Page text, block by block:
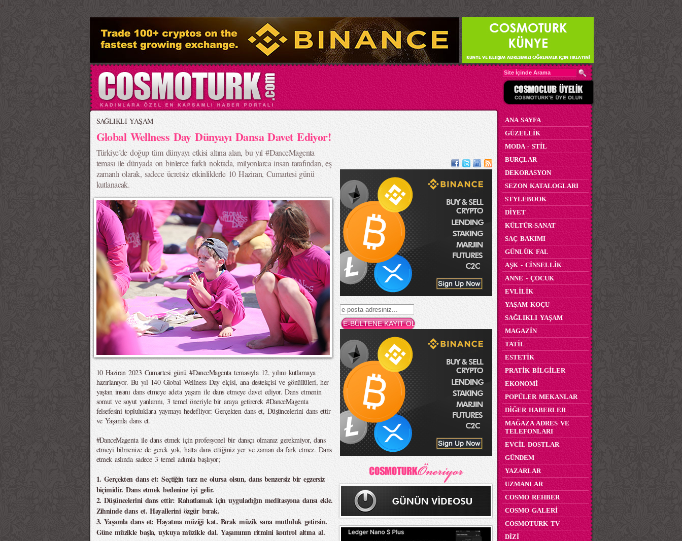
>
SAĞLIKLI YAŞAM
Global Wellness Day Dünyayı Dansa Davet Ediyor!
Türkiye’de doğup tüm dünyayı etkisi altına alan, bu yıl #DanceMagenta
teması ile dünyada on binlerce farklı noktada, milyonlarca insan tarafından, eş
zamanlı olarak, sadece ücretsiz etkinliklerle 10 Haziran, Cumartesi günü
kutlanacak.
10 Haziran 2023 Cumartesi günü #DanceMagenta temasıyla 12. yılını kutlamaya
hazırlanıyor. Bu yıl 140 Global Wellness Day elçisi, ana destekçisi ve gönüllüleri, her
yaştan insanı dans etmeye adeta yaşam ile dans etmeye davet ediyor. Dans etmenin
somut ve soyut yanlarını, 3 temel öneriyle bir araya getirerek #DanceMagenta
felsefesini topluluklara yaymayı hedefliyor: Gerçekten dans et, Düşüncelerini dans ettir
ve Yaşamla dans et.
#DanceMagenta ile dans etmek için profesyonel bir dansçı olmanız gerekmiyor, dans
etmeyi bilmenize de gerek yok, hatta dans ettiğiniz yer ve zaman da fark etmez. Dans
etmek aslında sadece 3 temel adımla başlıyor;
1. Gerçekten dans et: Seçtiğin tarz ne olursa olsun, dans benzersiz bir egzersiz
biçimidir. Dans etmek bedenine iyi gelir.
2. Düşüncelerini dans ettir: Rahatlamak için uyguladığın meditasyona dansı ekle.
Zihninde dans et. Hayallerini özgür bırak.
3. Yaşamla dans et: Hayatına müziği kat. Bırak müzik sana mutluluk getirsin.
Güne müzikle başla, uykuya müzikle dal. Yaşamının ritmini kontrol altına al.
ANA SAYFA
GÜZELLİK
MODA - STİL
BURÇLAR
DEKORASYON
SEZON KATALOGLARI
STYLEBOOK
DİYET
KÜLTÜR-SANAT
SAÇ BAKIMI
GÜNLÜK FAL
AŞK - CİNSELLİK
ANNE - ÇOCUK
EVLİLİK
YAŞAM KOÇU
SAĞLIKLI YAŞAM
MAGAZİN
TATİL
ESTETİK
PRATİK BİLGİLER
EKONOMİ
POPÜLER MEKANLAR
DİĞER HABERLER
MAĞAZA ADRES VE
TELEFONLARI
EVCİL DOSTLAR
GÜNDEM
YAZARLAR
UZMANLAR
COSMO REHBER
COSMO GALERİ
COSMOTURK TV
DİZİ